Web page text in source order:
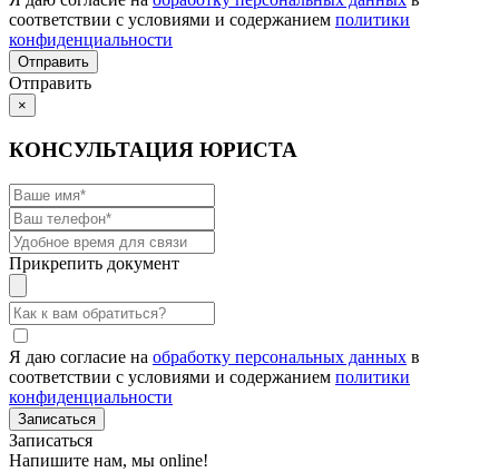
соответствии с условиями и содержанием политики
конфиденциальности
Отправить
×
КОНСУЛЬТАЦИЯ ЮРИСТА
Прикрепить документ
Я даю согласие на обработку персональных данных в
соответствии с условиями и содержанием политики
конфиденциальности
Записаться
Напишите нам, мы online!